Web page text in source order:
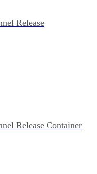
Release
Release Container